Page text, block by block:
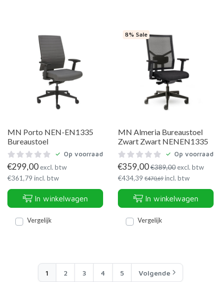
MN Porto NEN-EN1335
Bureaustoel
Op voorraad
€299,00excl. btw
€361,79 incl. btw
In winkelwagen
Vergelijk
8% Sale
MN Almeria Bureaustoel
Zwart Zwart NENEN1335
Op voorraad
€359,00€389,00excl. btw
€434,39 €470,69 incl. btw
In winkelwagen
Vergelijk
1 2 3 4 5 Volgende